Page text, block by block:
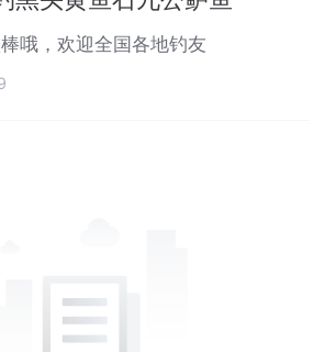
哦，欢迎全国各地钓友